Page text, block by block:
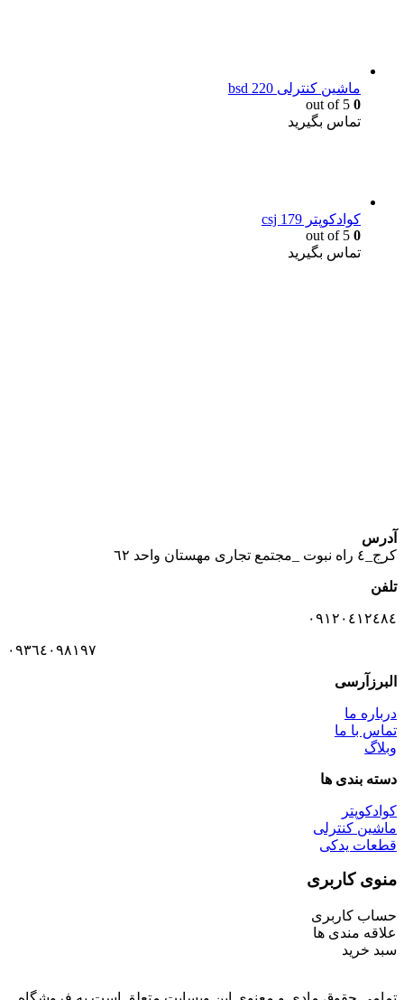
ماشین کنترلی bsd 220
0
تماس بگیرید
کوادکوپتر csj 179
0
تماس بگیرید
آدرس
كرج_٤ راه نبوت _مجتمع تجارى مهستان واحد ٦٢
تلفن
٠٩١٢٠٤١٢٤٨٤
٠٩٣٦٤٠٩٨١٩٧
البرزآرسی
درباره ما
تماس با ما
وبلاگ
دسته بندی ها
کوادکوپتر
ماشین کنترلی
قطعات یدکی
منوی کاربری
حساب کاربری
علاقه مندی ها
سبد خرید